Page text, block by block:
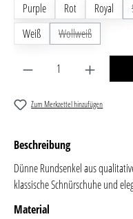
Purple
Rot Royal
Weiß
Wollweiß(Diese
Produkt Anzahl: Gib
Zum Merkzettel hinzufügen
Beschreibung
Dünne Rundsenkel aus
klassische Schnürschuhe und
Material